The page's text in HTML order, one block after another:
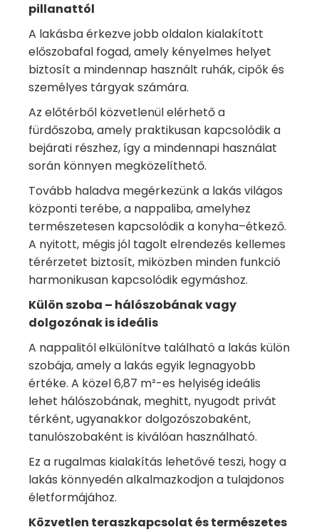
pillanattól
A lakásba érkezve jobb oldalon kialakított
előszobafal fogad, amely kényelmes helyet
biztosít a mindennap használt ruhák, cipők és
személyes tárgyak számára.
Az előtérből közvetlenül elérhető a
fürdőszoba, amely praktikusan kapcsolódik a
bejárati részhez, így a mindennapi használat
során könnyen megközelíthető.
Tovább haladva megérkezünk a lakás világos
központi terébe, a nappaliba, amelyhez
természetesen kapcsolódik a konyha–étkező.
A nyitott, mégis jól tagolt elrendezés kellemes
térérzetet biztosít, miközben minden funkció
harmonikusan kapcsolódik egymáshoz.
Külön szoba – hálószobának vagy
dolgozónak is ideális
A nappalitól elkülönítve található a lakás külön
szobája, amely a lakás egyik legnagyobb
értéke. A közel 6,87 m²-es helyiség ideális
lehet hálószobának, meghitt, nyugodt privát
térként, ugyanakkor dolgozószobaként,
tanulószobaként is kiválóan használható.
Ez a rugalmas kialakítás lehetővé teszi, hogy a
lakás könnyedén alkalmazkodjon a tulajdonos
életformájához.
Közvetlen teraszkapcsolat és természetes